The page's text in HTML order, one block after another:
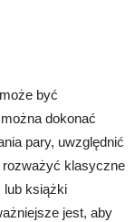
być
dokonać
pary, uwzględnić
klasyczne
lub książki
jest, aby